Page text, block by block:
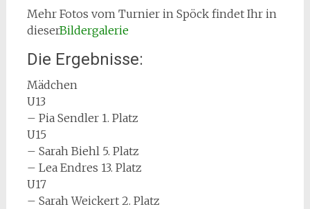
Mehr Fotos vom Turnier in Spöck findet Ihr in
dieserBildergalerie
Die Ergebnisse:
Mädchen
U13
– Pia Sendler 1. Platz
U15
– Sarah Biehl 5. Platz
– Lea Endres 13. Platz
U17
– Sarah Weickert 2. Platz